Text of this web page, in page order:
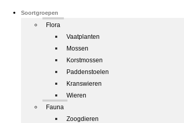
Soortgroepen
Flora
Vaatplanten
Mossen
Korstmossen
Paddenstoelen
Kranswieren
Wieren
Fauna
Zoogdieren